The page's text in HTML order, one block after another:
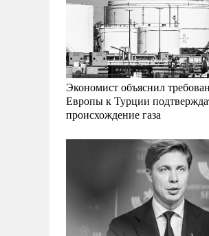
Экономист объяснил
Европы к Турции
происхождение газа